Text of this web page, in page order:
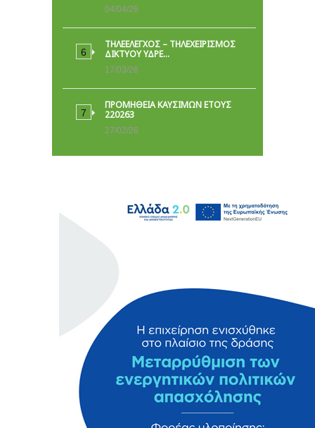
04/04/26
ΤΗΛΕΕΛΕΓΧΟΣ – ΤΗΛΕΧΕΙΡΙΣΜΟΣ
ΔΙΚΤΥΟΥ ΥΔΡΕ…
17/03/26
ΠΡΟΜΗΘΕΙΑ ΚΑΥΣΙΜΩΝ ΕΤΟΥΣ
220263
27/02/26